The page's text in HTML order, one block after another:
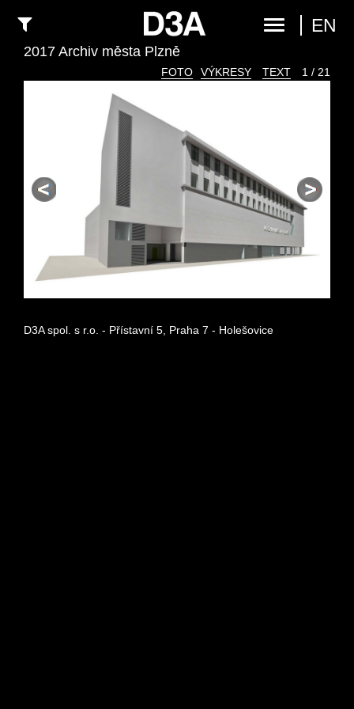
EN
2017 Archiv města Plzně
FOTO VÝKRESY TEXT 1 / 21
D3A spol. s r.o. - Přístavní 5, Praha 7 - Holešovice